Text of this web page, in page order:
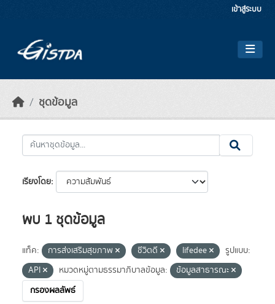
เข้าสู่ระบบ
ชุดข้อมูล
เรียงโดย
พบ 1 ชุดข้อมูล
แท็ค: การส่งเสริมสุขภาพ ชีวิตดี lifedee
รูปแบบ:
API
หมวดหมู่ตามธรรมาภิบาลข้อมูล:
ข้อมูลสาธารณะ
กรองผลลัพธ์